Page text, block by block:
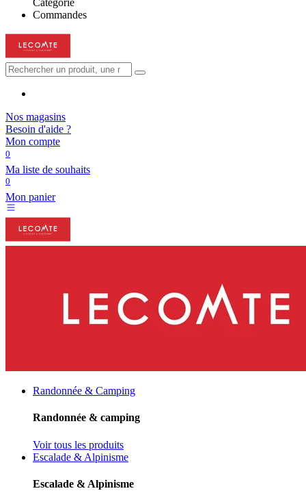
Catégorie
Commandes
Nos magasins
Besoin d'aide ?
Mon compte
0
Ma liste de souhaits
0
Mon panier
Randonnée & Camping
Randonnée & camping
Voir tous les produits
Escalade & Alpinisme
Escalade & Alpinisme